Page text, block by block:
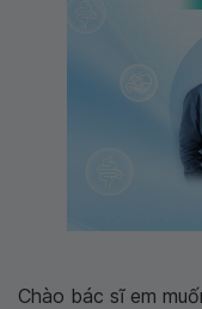
Chào bác sĩ em